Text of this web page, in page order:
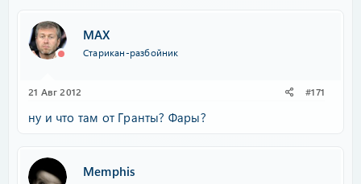
MAX
Старикан-разбойник
21 Авг 2012 #171
ну и что там от Гранты? Фары?
Memphis